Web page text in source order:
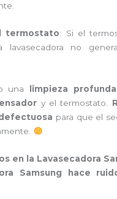
termostato: Si el
lavasecadora no
una limpieza
y el termostato.
para que el
en la Lavasecadora
Samsung hace